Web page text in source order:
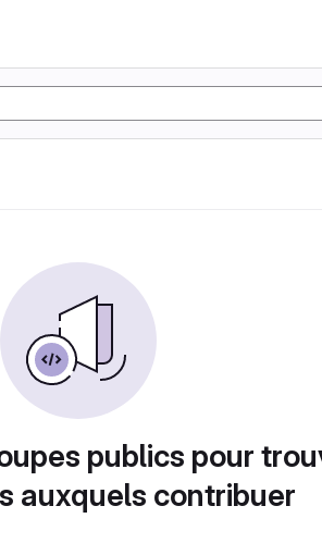
publics pour
auxquels contribuer